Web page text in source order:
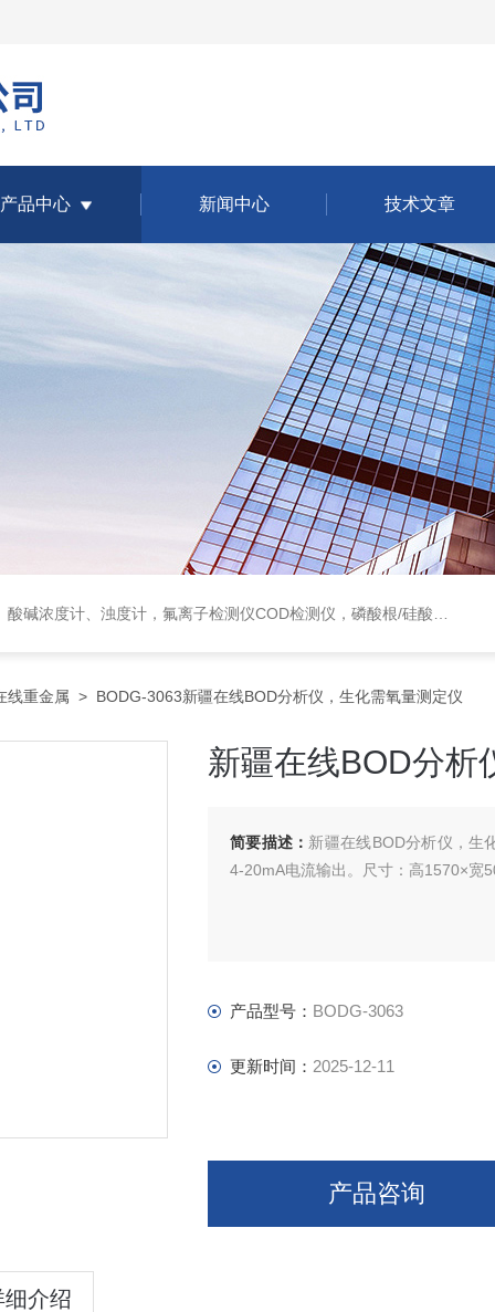
产品中心 新闻中心 技术文章
，氟离子检测仪COD检测仪，磷酸根/硅酸根分析仪，PH电极、溶氧电极、电导电极
线重金属 > BODG-3063新疆在线BOD分析仪，生化需氧量测定仪
新疆在线BOD分析
简要描述： 新疆在线BOD分析仪，生
4-20mA电流输出。尺寸：高1570×宽
产品型号： BODG-3063
更新时间： 2025-12-11
产品咨询
细介绍